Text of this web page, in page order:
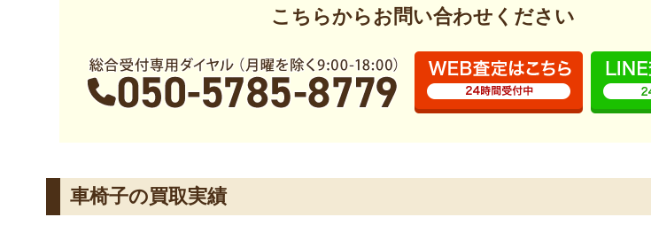
こちらからお問い合わせください
車椅子の買取実績